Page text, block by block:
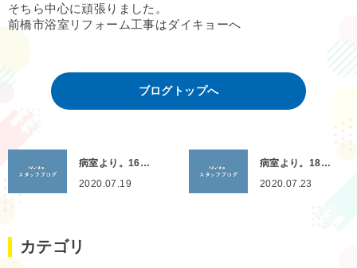
そちら中心に頑張りました。
前橋市浴室リフォーム工事はダイキョーへ
ブログトップへ
病室より。16…
2020.07.19
病室より。18…
2020.07.23
カテゴリ